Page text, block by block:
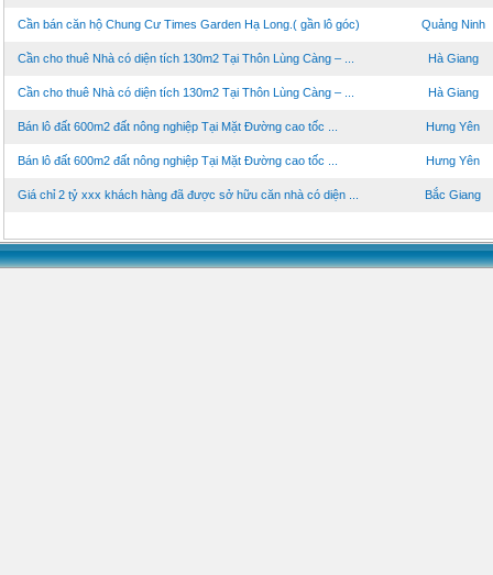
Cần bán căn hộ Chung Cư Times Garden Hạ Long.( gần lô góc) Quảng Ninh
Cần cho thuê Nhà có diện tích 130m2 Tại Thôn Lùng Càng – ... Hà Giang
Cần cho thuê Nhà có diện tích 130m2 Tại Thôn Lùng Càng – ... Hà Giang
Bán lô đất 600m2 đất nông nghiệp Tại Mặt Đường cao tốc ... Hưng Yên
Bán lô đất 600m2 đất nông nghiệp Tại Mặt Đường cao tốc ... Hưng Yên
Giá chỉ 2 tỷ xxx khách hàng đã được sở hữu căn nhà có diện ... Bắc Giang